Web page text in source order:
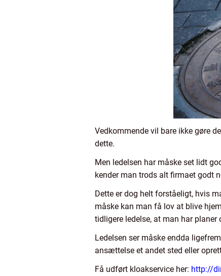
Vedkommende vil bare ikke gøre
dette.
Men ledelsen har måske set lidt
kender man trods alt firmaet godt
Dette er dog helt forståeligt, hvis
måske kan man få lov at blive
tidligere ledelse, at man har
Ledelsen ser måske endda
ansættelse et andet sted eller
Få udført kloakservice her: http://